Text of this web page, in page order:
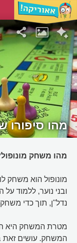
מהו סיפורו
מהו משחק
מונופול הוא משחק
ובני נוער, ללמוד
נדל"ן, תוך כדי
מטרת המשחק היא
המשחק. עושים זאת